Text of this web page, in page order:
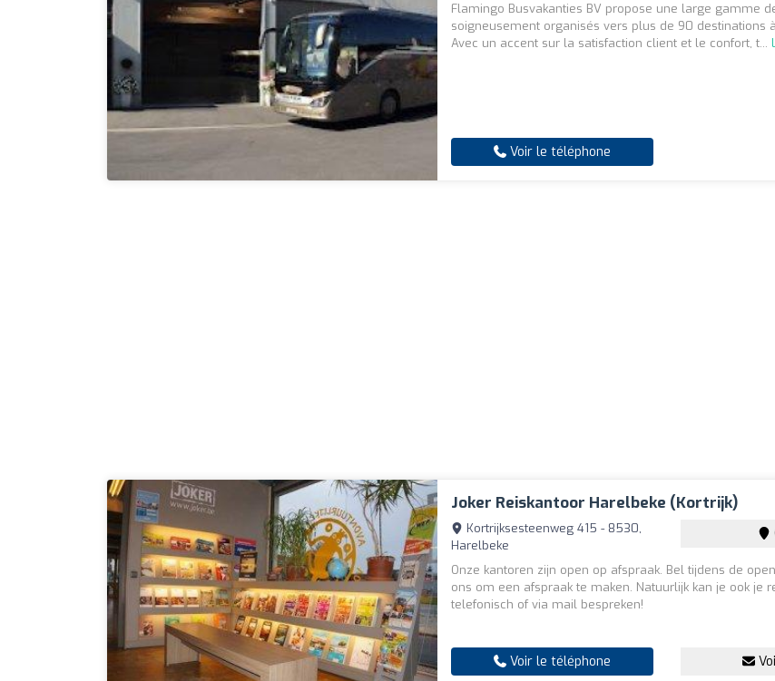
Flamingo Busvakanties BV propose une large gamme
soigneusement organisés vers plus de 90 destinations
Avec un accent sur la satisfaction client et le confort, t...
Voir le téléphone
Joker Reiskantoor Harelbeke (Kortrijk)
Kortrijksesteenweg 415 - 8530,
Harelbeke
Onze kantoren zijn open op afspraak. Bel tijdens de
ons om een afspraak te maken. Natuurlijk kan je ook je
telefonisch of via mail bespreken!
Voir le téléphone